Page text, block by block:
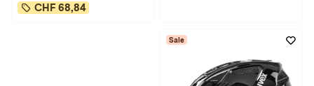
CHF 68,84
Sale